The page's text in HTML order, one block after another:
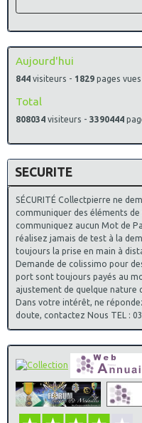
Aujourd'hui
844 visiteurs - 1829 pages vues
Total
808034 visiteurs - 3390444
SECURITE
SÉCURITÉ Collectpierre ne
communiquer des éléments
communiquez aucun Mot de
réalisez jamais de test à la
toujours la prise en main à
Demande de colissimo pour
port sont toujours payés au
ajustement de quelque nature
Dans votre intérêt, ne
doute, contactez Nous TEL :